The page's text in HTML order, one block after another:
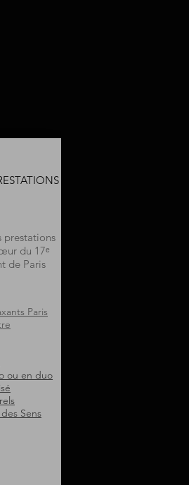
prestations
du 17ᵉ
de Paris
Paris
ou en duo
Sens